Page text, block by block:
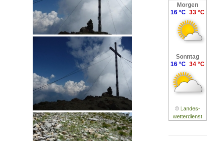
© Landes-
wetterdienst
Morgen
16 °C 33 °C
Sonntag
16 °C 34 °C